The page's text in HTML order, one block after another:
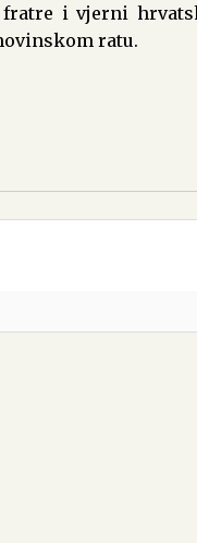
fratre i vjerni
ratu.